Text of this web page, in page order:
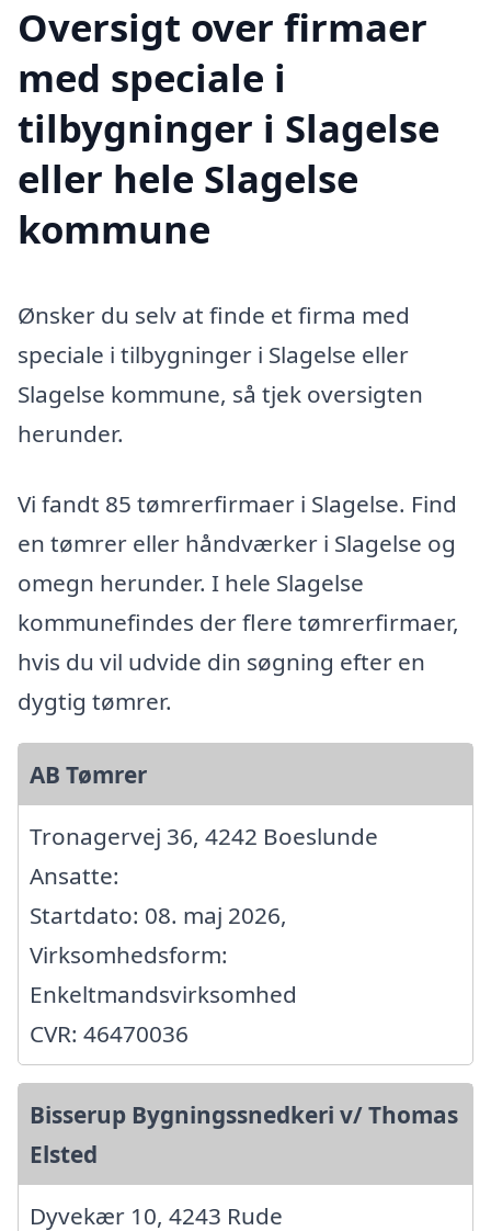
Oversigt over firmaer
med speciale i
tilbygninger i Slagelse
eller hele Slagelse
kommune
Ønsker du selv at finde et firma med
speciale i tilbygninger i Slagelse eller
Slagelse kommune, så tjek oversigten
herunder.
Vi fandt 85 tømrerfirmaer i Slagelse. Find
en tømrer eller håndværker i Slagelse og
omegn herunder. I hele Slagelse
kommunefindes der flere tømrerfirmaer,
hvis du vil udvide din søgning efter en
dygtig tømrer.
AB Tømrer
Tronagervej 36, 4242 Boeslunde
Ansatte:
Startdato: 08. maj 2026,
Virksomhedsform:
Enkeltmandsvirksomhed
CVR: 46470036
Bisserup Bygningssnedkeri v/ Thomas
Elsted
Dyvekær 10, 4243 Rude